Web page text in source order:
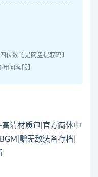
位数的是网盘提取码】
问客服】
清材质包|官方简体中
赠无敌装备存档|